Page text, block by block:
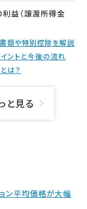
利益（譲渡所得金
類や特別控除を解説
ントと今後の流れ
は？
と見る
ン平均価格が大幅